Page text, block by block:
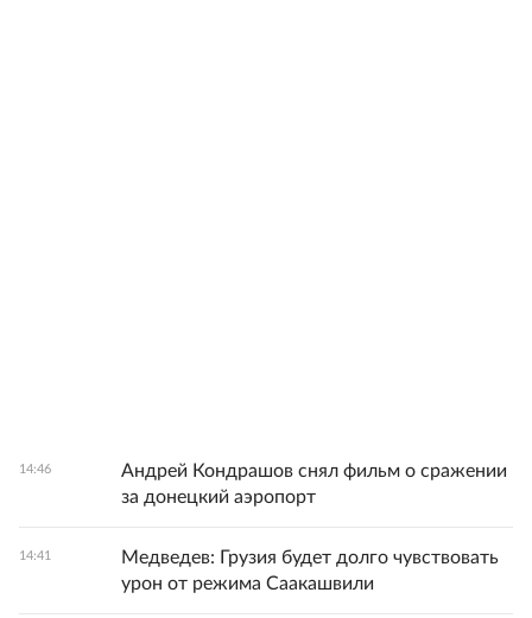
14:46
Андрей Кондрашов снял фильм о сражении
за донецкий аэропорт
14:41
Медведев: Грузия будет долго чувствовать
урон от режима Саакашвили